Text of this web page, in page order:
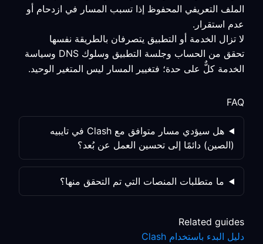
الملف التعريفي المحفوظ إذا تسبب المسار في ازدحام أو
عدم استقرار.
لا تزال الخدمة أو التطبيق يتصرفان بالطريقة نفسها
تحقق من الحساب وجلسة التطبيق وسلوك DNS وسياسة
الخدمة كلٌّ على حدة؛ فتغيير المسار ليس المتغير الوحيد.
FAQ
هل سيؤدي مسار متوافق مع Clash في تايبيه
(الصين) دائمًا إلى تحسين العمل عن بُعد؟
ما متطلبات المنصات التي تم التحقق منها؟
Related guides
دليل البدء باستخدام Clash